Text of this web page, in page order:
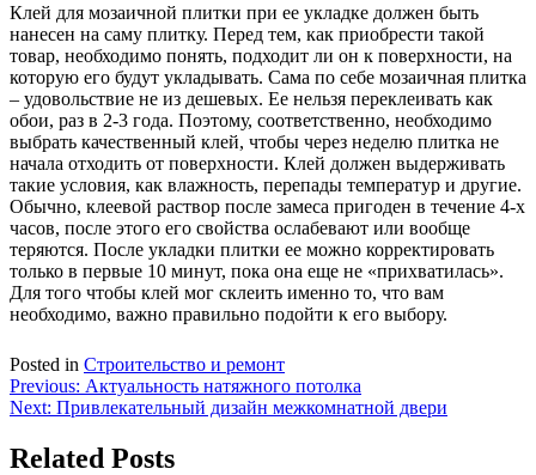
Клей для мозаичной плитки при ее укладке должен быть
нанесен на саму плитку. Перед тем, как приобрести такой
товар, необходимо понять, подходит ли он к поверхности, на
которую его будут укладывать. Сама по себе мозаичная плитка
– удовольствие не из дешевых. Ее нельзя переклеивать как
обои, раз в 2-3 года. Поэтому, соответственно, необходимо
выбрать качественный клей, чтобы через неделю плитка не
начала отходить от поверхности. Клей должен выдерживать
такие условия, как влажность, перепады температур и другие.
Обычно, клеевой раствор после замеса пригоден в течение 4-х
часов, после этого его свойства ослабевают или вообще
теряются. После укладки плитки ее можно корректировать
только в первые 10 минут, пока она еще не «прихватилась».
Для того чтобы клей мог склеить именно то, что вам
необходимо, важно правильно подойти к его выбору.
Posted in Строительство и ремонт
Навигация
по
записям
Previous: Актуальность натяжного потолка
Next: Привлекательный дизайн межкомнатной двери
Related Posts